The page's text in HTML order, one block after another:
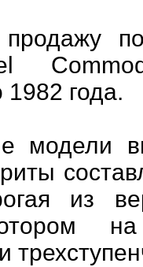
года.
модели
из